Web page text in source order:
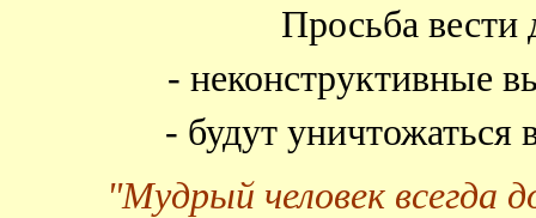
Просьба вести
- неконструктивные
- будут
"Мудрый человек всегда